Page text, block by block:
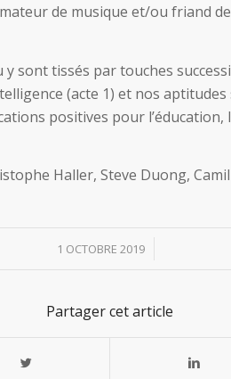
de musique et/ou friand
sont tissés par touches
(acte 1) et nos aptitudes
positives pour l’éducation,
Haller, Steve Duong,
1 OCTOBRE 2019
/
Partager cet article